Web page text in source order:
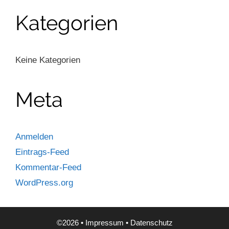
Kategorien
Keine Kategorien
Meta
Anmelden
Eintrags-Feed
Kommentar-Feed
WordPress.org
©2026 • Impressum • Datenschutz